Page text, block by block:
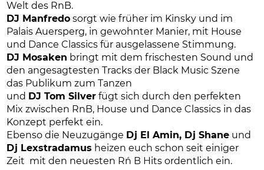
Welt des RnB.
DJ Manfredo sorgt wie früher im Kinsky und im
Palais Auersperg, in gewohnter Manier, mit House
und Dance Classics für ausgelassene Stimmung.
DJ Mosaken bringt mit dem frischesten Sound und
den angesagtesten Tracks der Black Music Szene
das Publikum zum Tanzen
und
DJ Tom Silver fügt sich durch den perfekten
Mix zwischen RnB, House und Dance Classics in das
Konzept perfekt ein.
Ebenso die Neuzugänge Dj El Amin, Dj Shane und
Dj Lexstradamus heizen euch schon seit einiger
Zeit mit den neuesten R´n B Hits ordentlich ein.